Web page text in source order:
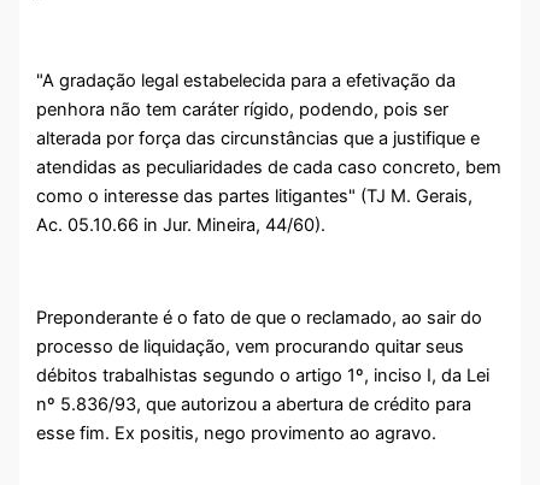
"A gradação legal estabelecida para a efetivação da
penhora não tem caráter rígido, podendo, pois ser
alterada por força das circunstâncias que a justifique e
atendidas as peculiaridades de cada caso concreto, bem
como o interesse das partes litigantes" (TJ M. Gerais,
Ac. 05.10.66 in Jur. Mineira, 44/60).
Preponderante é o fato de que o reclamado, ao sair do
processo de liquidação, vem procurando quitar seus
débitos trabalhistas segundo o artigo 1º, inciso I, da Lei
nº 5.836/93, que autorizou a abertura de crédito para
esse fim. Ex positis, nego provimento ao agravo.